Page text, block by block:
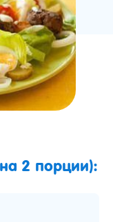
2 порции):